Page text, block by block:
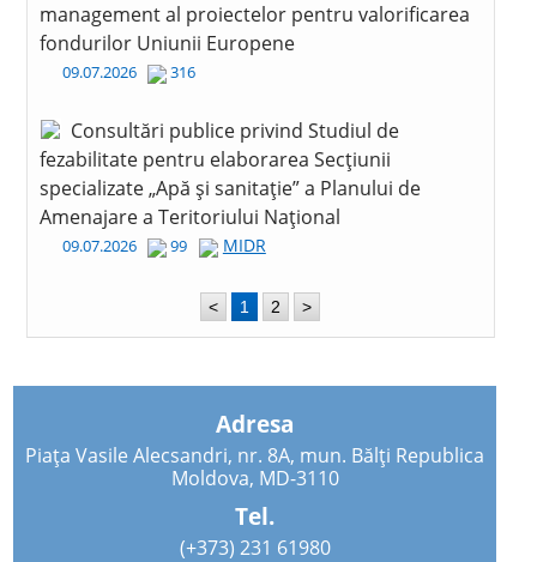
management al proiectelor pentru valorificarea
fondurilor Uniunii Europene
09.07.2026 316
Consultări publice privind Studiul de
fezabilitate pentru elaborarea Secțiunii
specializate „Apă și sanitație” a Planului de
Amenajare a Teritoriului Național
09.07.2026 99 MIDR
< 1 2 >
Adresa
Piața Vasile Alecsandri, nr. 8A, mun. Bălți Republica
Moldova, MD-3110
Tel.
(+373) 231 61980